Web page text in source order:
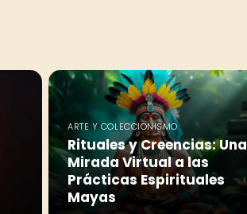
ARTE Y COLECCIONISMO
Rituales y Creencias: Una
Mirada Virtual a las
Prácticas Espirituales
Mayas